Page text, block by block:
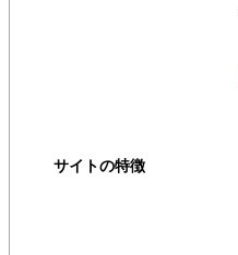
サイトの特徴